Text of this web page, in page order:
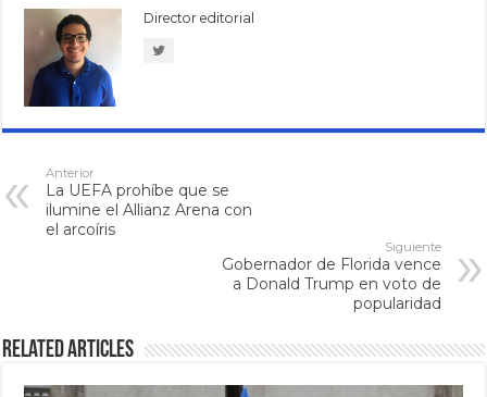
Director editorial
Anterior
La UEFA prohíbe que se
ilumine el Allianz Arena con
el arcoíris
Siguiente
Gobernador de Florida vence
a Donald Trump en voto de
popularidad
Related Articles